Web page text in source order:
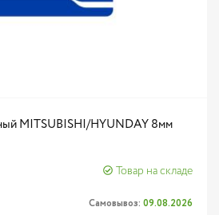
MITSUBISHI/HYUNDAY 8мм
Товар на складе
Самовывоз: 09.08.2026